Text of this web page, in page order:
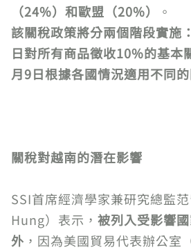
（24%）和歐盟（20%）
。
該關稅政策將分兩個階段實施
日對所有商品徵收10%的基本
月9日根據各國情況適用不同
關稅對越南的潛在影響
SSI首席經濟學家兼研究總監
Hung）表示， 被列入受影響
外 ，因為美國貿易代表辦公室